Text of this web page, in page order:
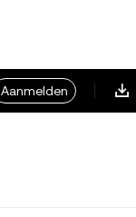
Aanmelden